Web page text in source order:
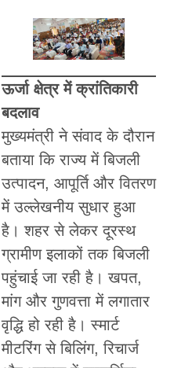
ऊर्जा क्षेत्र में क्रांतिकारी
बदलाव
मुख्यमंत्री ने संवाद के दौरान
बताया कि राज्य में बिजली
उत्पादन, आपूर्ति और वितरण
में उल्लेखनीय सुधार हुआ
है। शहर से लेकर दूरस्थ
ग्रामीण इलाकों तक बिजली
पहुंचाई जा रही है। खपत,
मांग और गुणवत्ता में लगातार
वृद्धि हो रही है। स्मार्ट
मीटरिंग से बिलिंग, रिचार्ज